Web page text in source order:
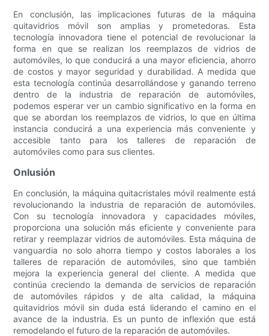
En conclusión, las implicaciones futuras de la máquina
quitavidrios móvil son amplias y prometedoras. Esta
tecnología innovadora tiene el potencial de revolucionar la
forma en que se realizan los reemplazos de vidrios de
automóviles, lo que conducirá a una mayor eficiencia, ahorro
de costos y mayor seguridad y durabilidad. A medida que
esta tecnología continúa desarrollándose y ganando terreno
dentro de la industria de reparación de automóviles,
podemos esperar ver un cambio significativo en la forma en
que se abordan los reemplazos de vidrios, lo que en última
instancia conducirá a una experiencia más conveniente y
accesible tanto para los talleres de reparación de
automóviles como para sus clientes.
Onlusión
En conclusión, la máquina quitacristales móvil realmente está
revolucionando la industria de reparación de automóviles.
Con su tecnología innovadora y capacidades móviles,
proporciona una solución más eficiente y conveniente para
retirar y reemplazar vidrios de automóviles. Esta máquina de
vanguardia no solo ahorra tiempo y costos laborales a los
talleres de reparación de automóviles, sino que también
mejora la experiencia general del cliente. A medida que
continúa creciendo la demanda de servicios de reparación
de automóviles rápidos y de alta calidad, la máquina
quitavidrios móvil sin duda está liderando el camino en el
avance de la industria. Es un punto de inflexión que está
remodelando el futuro de la reparación de automóviles.